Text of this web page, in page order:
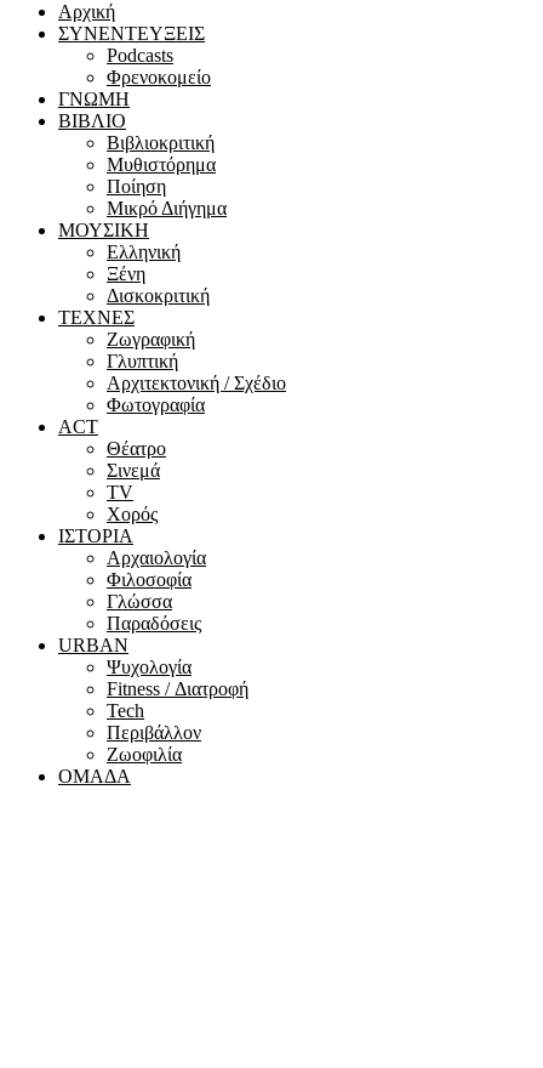
Αρχική
ΣΥΝΕΝΤΕΥΞΕΙΣ
Podcasts
Φρενοκομείο
ΓΝΩΜΗ
ΒΙΒΛΙΟ
Βιβλιοκριτική
Μυθιστόρημα
Ποίηση
Μικρό Διήγημα
ΜΟΥΣΙΚΗ
Ελληνική
Ξένη
Δισκοκριτική
ΤΕΧΝΕΣ
Ζωγραφική
Γλυπτική
Αρχιτεκτονική / Σχέδιο
Φωτογραφία
ACT
Θέατρο
Σινεμά
ΤV
Χορός
ΙΣΤΟΡΙΑ
Αρχαιολογία
Φιλοσοφία
Γλώσσα
Παραδόσεις
URBAN
Ψυχολογία
Fitness / Διατροφή
Tech
Περιβάλλον
Ζωοφιλία
ΟΜΑΔΑ